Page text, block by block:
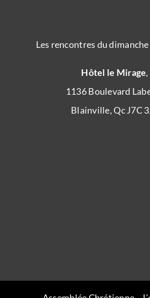
Les rencontres du
Hôtel le Mirage,
1136 Boulevard
Blainville, Qc J7C